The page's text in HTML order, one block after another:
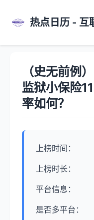
热点日历 - 互
（史无前例
监狱小保险
率如何？
上榜时间：
上榜时长：
平台信息：
是否多平台：